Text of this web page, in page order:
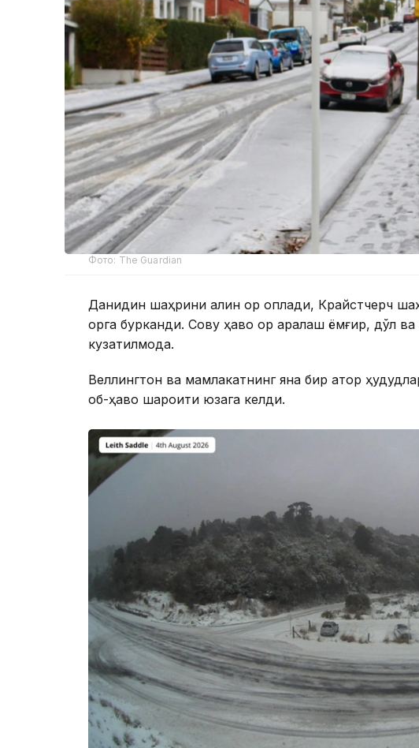
Фото: The Guardian
Данидин шаҳрини қалин қор қоплади, Крайстчерч
қорга бурканди. Совуқ ҳаво қор аралаш ёмғир, дўл
кузатилмоқда.
Веллингтон ва мамлакатнинг яна бир қатор
об-ҳаво шароити юзага келди.